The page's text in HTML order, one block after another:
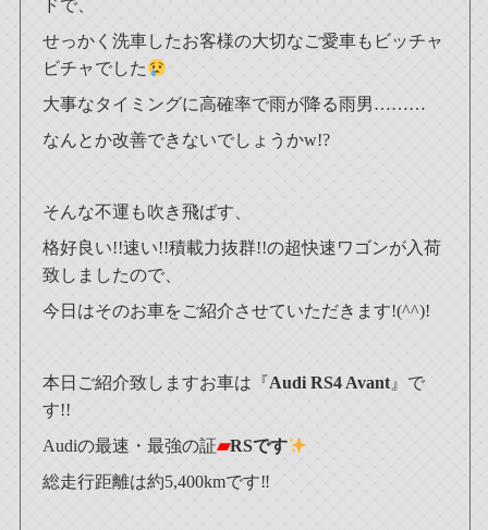
ドで、
せっかく洗車したお客様の大切なご愛車もビッチャ
ビチャでした
大事なタイミングに高確率で雨が降る雨男………
なんとか改善できないでしょうかw!?
そんな不運も吹き飛ばす、
格好良い!!速い!!積載力抜群!!の超快速ワゴンが入荷
致しましたので、
今日はそのお車をご紹介させていただきます!(^^)!
本日ご紹介致しますお車は『Audi RS4 Avant 』で
す!!
Audiの最速・最強の証▰RSです
総走行距離は約5,400kmです‼